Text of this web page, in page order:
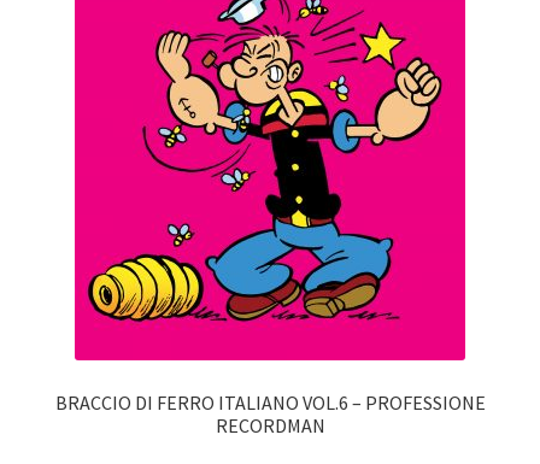
BRACCIO DI FERRO ITALIANO VOL.6 – PROFESSIONE
RECORDMAN